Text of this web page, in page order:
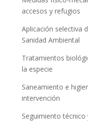
accesos y refugios
Aplicación selectiva
Sanidad Ambiental
Tratamientos
la especie
Saneamiento e
intervención
Seguimiento